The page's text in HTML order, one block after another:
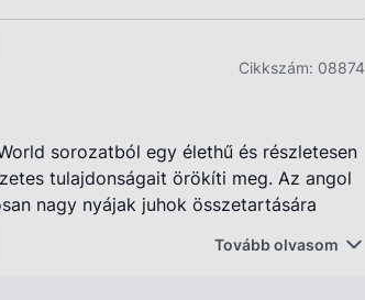
Cikkszám: 08874
sorozatból egy élethű és részletesen
tulajdonságait örökíti meg. Az angol
nagy nyájak juhok összetartására
Tovább olvasom